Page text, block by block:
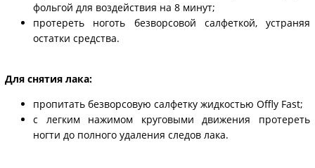
фольгой для воздействия на 8 минут;
протереть ноготь безворсовой салфеткой, устраняя
остатки средства.
Для снятия лака:
пропитать безворсовую салфетку жидкостью Offly Fast;
с легким нажимом круговыми движения протереть
ногти до полного удаления следов лака.